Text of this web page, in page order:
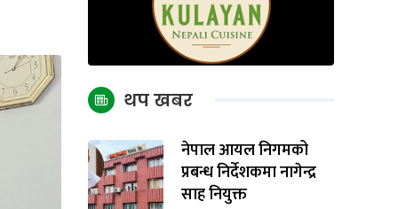
थप खबर
नेपाल आयल निगमको
प्रबन्ध निर्देशकमा नागेन्द्र
साह नियुक्त